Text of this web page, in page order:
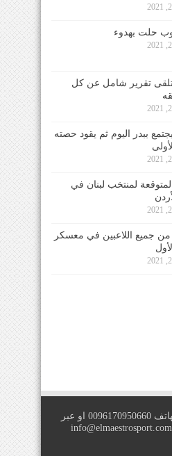
حلت بهدوء
تقرير شامل عن كل
ببدر اليوم ثم يقود حصته
لمنتخب لبنان في
من جميع اللاعبين في معسكر
للتواصل معنا عبر الهاتف 0096170950660 او عبر
info@elmaestrosport.com